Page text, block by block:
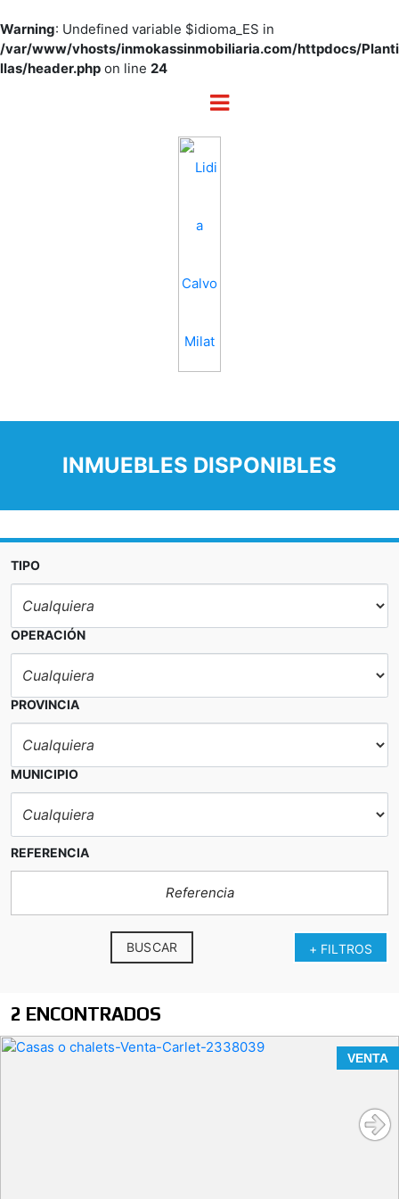
Warning: Undefined variable $idioma_ES in
/var/www/vhosts/inmokassinmobiliaria.com/httpdocs/Planti
llas/header.php on line 24
INMUEBLES DISPONIBLES
TIPO
OPERACIÓN
PROVINCIA
MUNICIPIO
REFERENCIA
+ FILTROS
BUSCAR
2 ENCONTRADOS
VENTA